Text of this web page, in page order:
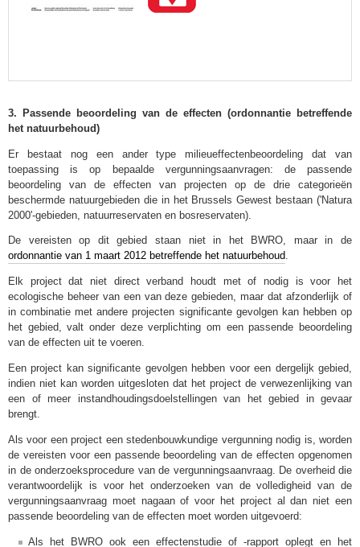
3. Passende beoordeling van de effecten (ordonnantie betreffende
het natuurbehoud)
Er bestaat nog een ander type milieueffectenbeoordeling dat van
toepassing is op bepaalde vergunningsaanvragen: de passende
beoordeling van de effecten van projecten op de drie categorieën
beschermde natuurgebieden die in het Brussels Gewest bestaan ('Natura
2000'-gebieden, natuurreservaten en bosreservaten).
De vereisten op dit gebied staan niet in het BWRO, maar in de
ordonnantie van 1 maart 2012 betreffende het natuurbehoud.
Elk project dat niet direct verband houdt met of nodig is voor het
ecologische beheer van een van deze gebieden, maar dat afzonderlijk of
in combinatie met andere projecten significante gevolgen kan hebben op
het gebied, valt onder deze verplichting om een passende beoordeling
van de effecten uit te voeren.
Een project kan significante gevolgen hebben voor een dergelijk gebied,
indien niet kan worden uitgesloten dat het project de verwezenlijking van
een of meer instandhoudingsdoelstellingen van het gebied in gevaar
brengt.
Als voor een project een stedenbouwkundige vergunning nodig is, worden
de vereisten voor een passende beoordeling van de effecten opgenomen
in de onderzoeksprocedure van de vergunningsaanvraag. De overheid die
verantwoordelijk is voor het onderzoeken van de volledigheid van de
vergunningsaanvraag moet nagaan of voor het project al dan niet een
passende beoordeling van de effecten moet worden uitgevoerd:
Als het BWRO ook een effectenstudie of -rapport oplegt en het